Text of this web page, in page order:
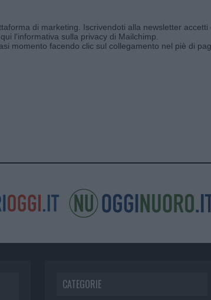
di marketing. Iscrivendoti alla newsletter
l'informativa sulla privacy di Mailchimp
momento facendo clic sul collegamento nel piè di
CATEGORIE